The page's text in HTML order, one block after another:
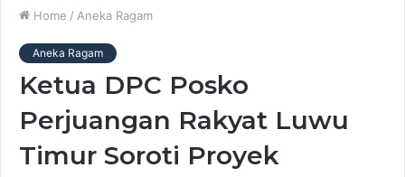
Home / Aneka Ragam
Aneka Ragam
Ketua DPC Posko
Perjuangan Rakyat Luwu
Timur Soroti Proyek